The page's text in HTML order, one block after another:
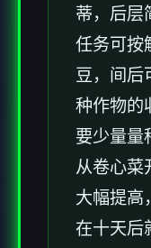
蒂，后层
任务可按
豆，间后
种作物的
要少量量
从卷心菜
大幅提高
在十天后